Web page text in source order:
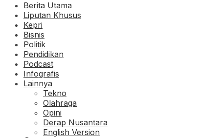
Berita Utama
Liputan Khusus
Kepri
Bisnis
Politik
Pendidikan
Podcast
Infografis
Lainnya
Tekno
Olahraga
Opini
Derap Nusantara
English Version